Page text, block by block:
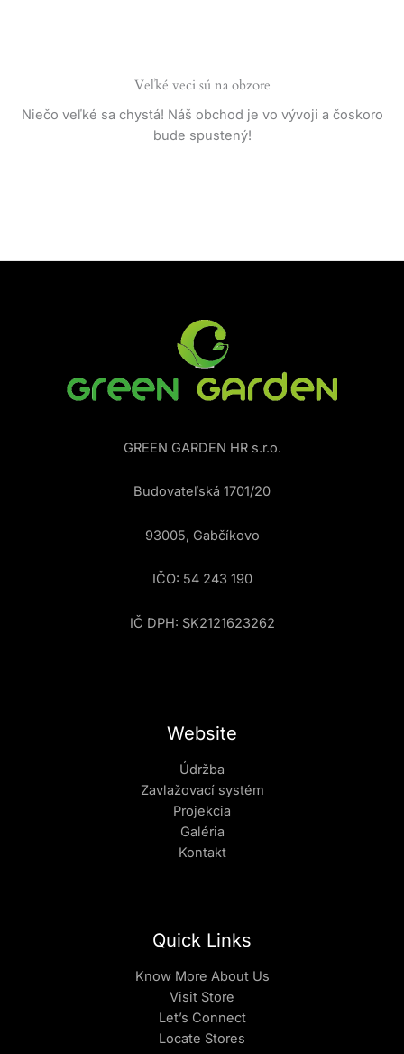
Veľké veci sú na obzore
Niečo veľké sa chystá! Náš obchod je vo vývoji a čoskoro
bude spustený!
GREEN GARDEN HR s.r.o.
Budovateľská 1701/20
93005, Gabčíkovo
IČO: 54 243 190
IČ DPH: SK2121623262
Website
Údržba
Zavlažovací systém
Projekcia
Galéria
Kontakt
Quick Links
Know More About Us
Visit Store
Let’s Connect
Locate Stores